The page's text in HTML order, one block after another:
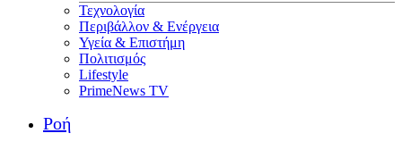
Τεχνολογία
Περιβάλλον & Ενέργεια
Υγεία & Επιστήμη
Πολιτισμός
Lifestyle
PrimeNews TV
Ροή